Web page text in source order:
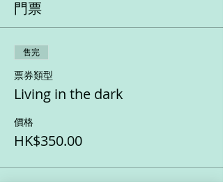
門票
售完
票券類型
Living in the dark
價格
HK$350.00